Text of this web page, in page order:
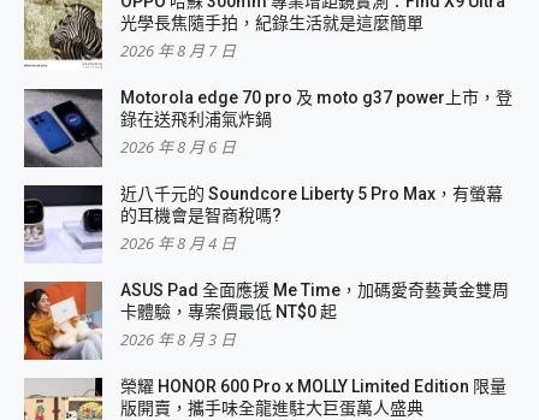
光學長焦隨手拍，紀錄生活就是這麼簡單
2026 年 8 月 7 日
Motorola edge 70 pro 及 moto g37 power上市，登
錄在送飛利浦氣炸鍋
2026 年 8 月 6 日
近八千元的 Soundcore Liberty 5 Pro Max，有螢幕
的耳機會是智商稅嗎?
2026 年 8 月 4 日
ASUS Pad 全面應援 Me Time，加碼愛奇藝黃金雙周
卡體驗，專案價最低 NT$0 起
2026 年 8 月 3 日
榮耀 HONOR 600 Pro x MOLLY Limited Edition 限量
版開賣，攜手味全龍進駐大巨蛋萬人盛典